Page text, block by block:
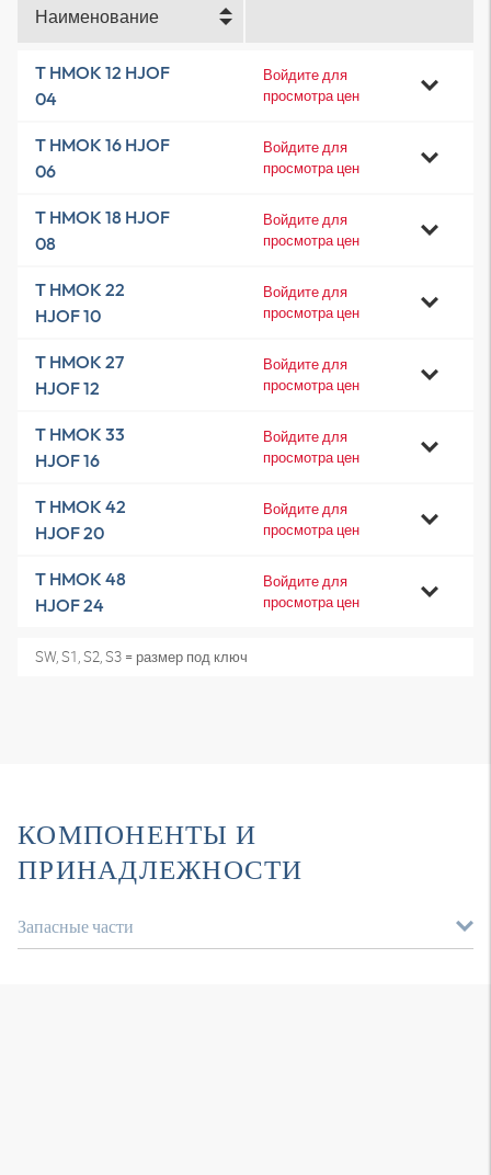
Наименование
T HMOK 12 HJOF
04
Войдите для
просмотра цен
T HMOK 16 HJOF
06
Войдите для
просмотра цен
T HMOK 18 HJOF
08
Войдите для
просмотра цен
T HMOK 22
HJOF 10
Войдите для
просмотра цен
T HMOK 27
HJOF 12
Войдите для
просмотра цен
T HMOK 33
HJOF 16
Войдите для
просмотра цен
T HMOK 42
HJOF 20
Войдите для
просмотра цен
T HMOK 48
HJOF 24
Войдите для
просмотра цен
SW, S1, S2, S3 = размер под ключ
КОМПОНЕНТЫ И
ПРИНАДЛЕЖНОСТИ
Запасные части